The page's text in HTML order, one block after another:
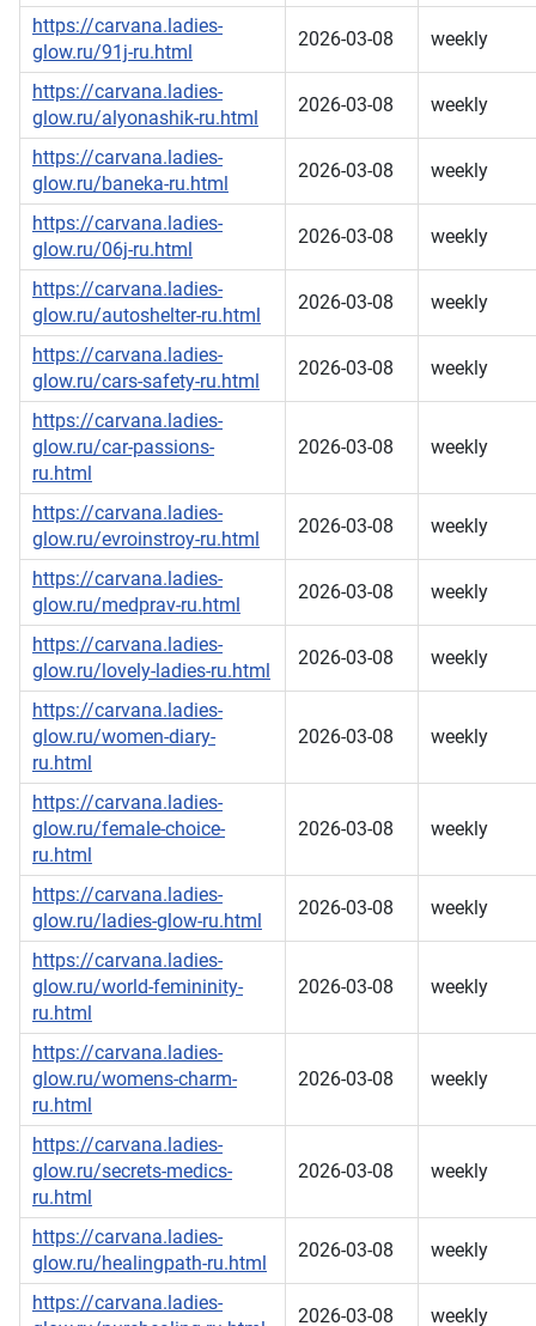
https://carvana.ladies-
glow.ru/91j-ru.html
2026-03-08 weekly
https://carvana.ladies-
glow.ru/alyonashik-ru.html
2026-03-08 weekly
https://carvana.ladies-
glow.ru/baneka-ru.html
2026-03-08 weekly
https://carvana.ladies-
glow.ru/06j-ru.html
2026-03-08 weekly
https://carvana.ladies-
glow.ru/autoshelter-ru.html
2026-03-08 weekly
https://carvana.ladies-
glow.ru/cars-safety-ru.html
2026-03-08 weekly
https://carvana.ladies-
glow.ru/car-passions-
ru.html
2026-03-08 weekly
https://carvana.ladies-
glow.ru/evroinstroy-ru.html
2026-03-08 weekly
https://carvana.ladies-
glow.ru/medprav-ru.html
2026-03-08 weekly
https://carvana.ladies-
glow.ru/lovely-ladies-ru.html
2026-03-08 weekly
https://carvana.ladies-
glow.ru/women-diary-
ru.html
2026-03-08 weekly
https://carvana.ladies-
glow.ru/female-choice-
ru.html
2026-03-08 weekly
https://carvana.ladies-
glow.ru/ladies-glow-ru.html
2026-03-08 weekly
https://carvana.ladies-
glow.ru/world-femininity-
ru.html
2026-03-08 weekly
https://carvana.ladies-
glow.ru/womens-charm-
ru.html
2026-03-08 weekly
https://carvana.ladies-
glow.ru/secrets-medics-
ru.html
2026-03-08 weekly
https://carvana.ladies-
glow.ru/healingpath-ru.html
2026-03-08 weekly
https://carvana.ladies-
2026-03-08 weekly